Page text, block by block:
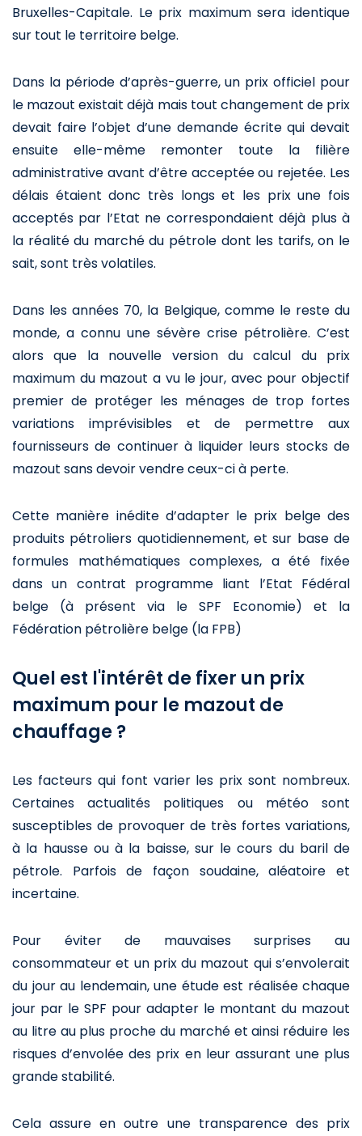
Bruxelles-Capitale. Le prix maximum sera identique
sur tout le territoire belge.
Dans la période d’après-guerre, un prix officiel pour
le mazout existait déjà mais tout changement de prix
devait faire l’objet d’une demande écrite qui devait
ensuite elle-même remonter toute la filière
administrative avant d’être acceptée ou rejetée. Les
délais étaient donc très longs et les prix une fois
acceptés par l’Etat ne correspondaient déjà plus à
la réalité du marché du pétrole dont les tarifs, on le
sait, sont très volatiles.
Dans les années 70, la Belgique, comme le reste du
monde, a connu une sévère crise pétrolière. C’est
alors que la nouvelle version du calcul du prix
maximum du mazout a vu le jour, avec pour objectif
premier de protéger les ménages de trop fortes
variations imprévisibles et de permettre aux
fournisseurs de continuer à liquider leurs stocks de
mazout sans devoir vendre ceux-ci à perte.
Cette manière inédite d’adapter le prix belge des
produits pétroliers quotidiennement, et sur base de
formules mathématiques complexes, a été fixée
dans un contrat programme liant l’Etat Fédéral
belge (à présent via le SPF Economie) et la
Fédération pétrolière belge (la FPB)
Quel est l'intérêt de fixer un prix
maximum pour le mazout de
chauffage ?
Les facteurs qui font varier les prix sont nombreux.
Certaines actualités politiques ou météo sont
susceptibles de provoquer de très fortes variations,
à la hausse ou à la baisse, sur le cours du baril de
pétrole. Parfois de façon soudaine, aléatoire et
incertaine.
Pour éviter de mauvaises surprises au
consommateur et un prix du mazout qui s’envolerait
du jour au lendemain, une étude est réalisée chaque
jour par le SPF pour adapter le montant du mazout
au litre au plus proche du marché et ainsi réduire les
risques d’envolée des prix en leur assurant une plus
grande stabilité.
Cela assure en outre une transparence des prix